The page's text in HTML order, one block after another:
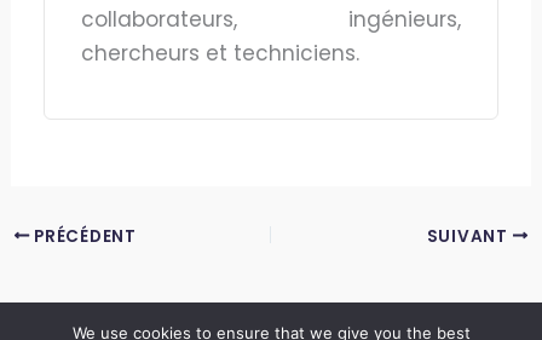
collaborateurs, ingénieurs,
chercheurs et techniciens.
PRÉCÉDENT SUIVANT
We use cookies to ensure that we give you the best